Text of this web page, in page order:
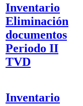
Inventario
Eliminación
documentos
Periodo II
TVD
Inventario